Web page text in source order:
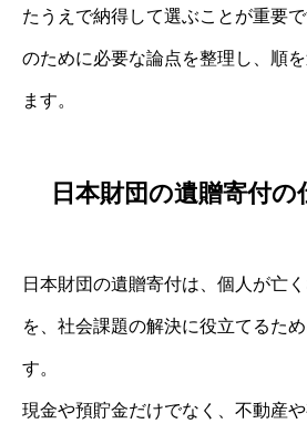
たうえで納得して選ぶことが重要
のために必要な論点を整理し、順
ます。
日本財団の遺贈寄付
日本財団の遺贈寄付は、個人が亡
を、社会課題の解決に役立てるた
す。
現金や預貯金だけでなく、不動産